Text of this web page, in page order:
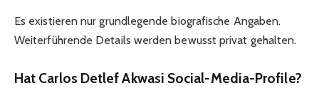
Es existieren nur grundlegende biografische Angaben.
Weiterführende Details werden bewusst privat gehalten.
Hat Carlos Detlef Akwasi Social-Media-Profile?